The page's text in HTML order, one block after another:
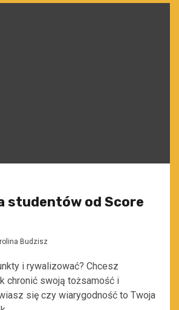
studentów od Score
Budzisz
i rywalizować? Chcesz
chronić swoją tożsamość i
się czy wiarygodność to Twoja